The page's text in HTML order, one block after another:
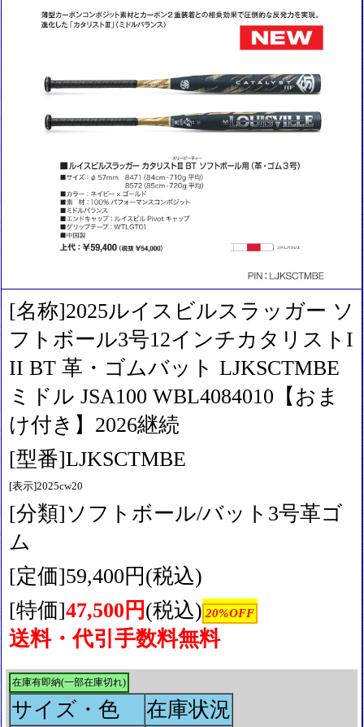
[名称]2025ルイスビルスラッガー ソ
フトボール3号12インチカタリストI
II BT 革・ゴムバット LJKSCTMBE
ミドル JSA100 WBL4084010【おま
け付き】2026継続
[型番]LJKSCTMBE
[表示]2025cw20
[分類]ソフトボール/バット3号革ゴ
ム
[定価]59,400円(税込)
[特価]47,500円 (税込) 20%OFF
送料・代引手数料無料
在庫有即納(一部在庫切れ)
サイズ・色
在庫状況